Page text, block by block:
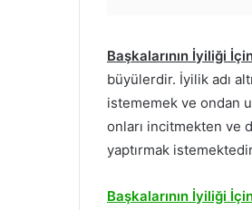
Başkalarının İyiliği
büyülerdir. İyilik adı
istememek ve ondan
onları incitmekten ve
yaptırmak
Başkalarının İyiliği